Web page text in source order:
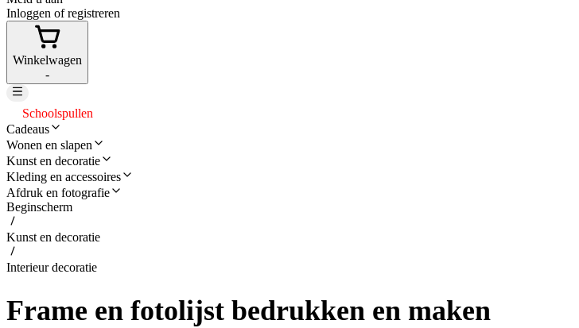
Inloggen of registreren
Winkelwagen
-
Schoolspullen
Cadeaus
Wonen en slapen
Kunst en decoratie
Kleding en accessoires
Afdruk en fotografie
Beginscherm
Kunst en decoratie
Interieur decoratie
Frame en fotolijst bedrukken en maken